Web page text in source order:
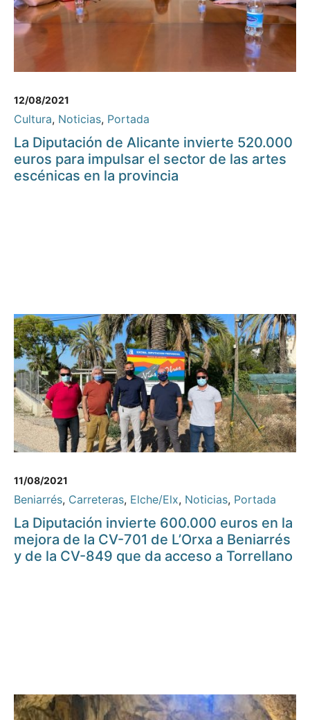
12/08/2021
Cultura, Noticias, Portada
La Diputación de Alicante invierte 520.000
euros para impulsar el sector de las artes
escénicas en la provincia
11/08/2021
Beniarrés, Carreteras, Elche/Elx, Noticias, Portada
La Diputación invierte 600.000 euros en la
mejora de la CV-701 de L’Orxa a Beniarrés
y de la CV-849 que da acceso a Torrellano